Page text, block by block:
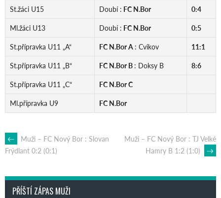
St.žáci U15 Doubí : FC N.Bor 0:4
Ml.žáci U13 Doubí : FC N.Bor 0:5
St.přípravka U11 „A“ FC N.Bor A : Cvikov 11:1
St.přípravka U11 „B“ FC N.Bor B : Doksy B 8:6
St.přípravka U11 „C“ FC N.Bor C
Ml.přípravka U9 FC N.Bor
POST
NAVIGATION
←
Muži – FC Nový Bor : Slovan
Frýdlant 0:2 (0:1)
Muži – FC Nový Bor : TJ Velké
Hamry B 1:2 (1:0)
→
PŘÍŠTÍ ZÁPAS MUŽI